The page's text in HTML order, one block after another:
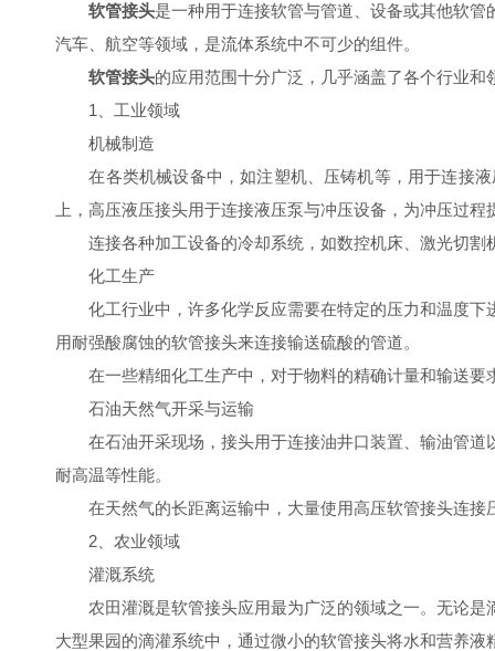
软管接头是一种用于连接软管与管道、设备或其他软
汽车、航空等领域，是流体系统中不可少的组件。
软管接头的应用范围十分广泛，几乎涵盖了各个行业
1、工业领域
机械制造
在各类机械设备中，如注塑机、压铸机等，用于连接液
上，高压液压接头用于连接液压泵与冲压设备，为冲压过程
连接各种加工设备的冷却系统，如数控机床、激光切割
化工生产
化工行业中，许多化学反应需要在特定的压力和温度下
用耐强酸腐蚀的软管接头来连接输送硫酸的管道。
在一些精细化工生产中，对于物料的精确计量和输送要
石油天然气开采与运输
在石油开采现场，接头用于连接油井口装置、输油管道
耐高温等性能。
在天然气的长距离运输中，大量使用高压软管接头连接
2、农业领域
灌溉系统
农田灌溉是软管接头应用最为广泛的领域之一。无论是
大型果园的滴灌系统中，通过微小的软管接头将水和营养